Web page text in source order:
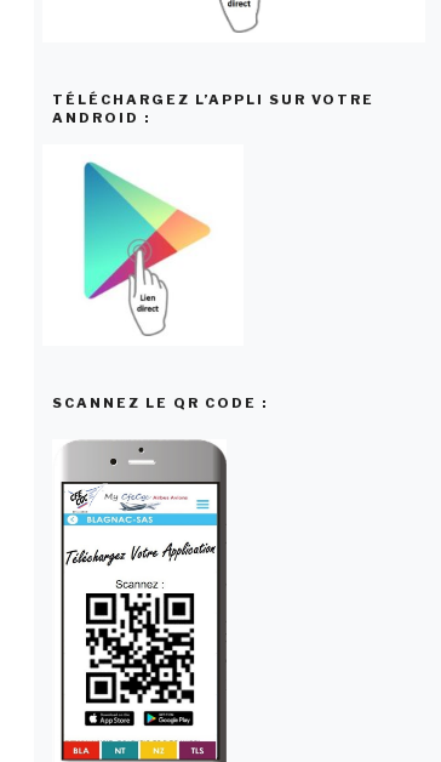
TÉLÉCHARGEZ L’APPLI SUR VOTRE
ANDROID :
SCANNEZ LE QR CODE :